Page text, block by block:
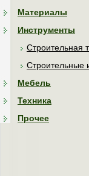
Материалы
Инструменты
Строительная
Строительные
Мебель
Техника
Прочее